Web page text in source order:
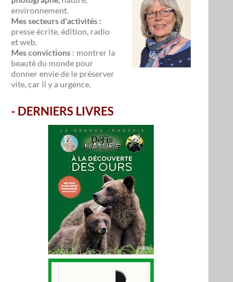
environnement.
Mes secteurs d'activités :
presse écrite, édition, radio
et web.
Mes convictions : montrer la
beauté du monde pour
donner envie de le préserver
vite, car il y a urgence.
- DERNIERS LIVRES